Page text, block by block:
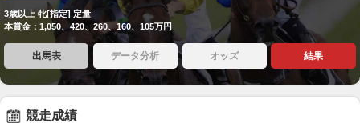
3歳以上 牝[指定] 定量
本賞金：1,050、420、260、160、105万円
出馬表 データ分析 オッズ 結果
競走成績